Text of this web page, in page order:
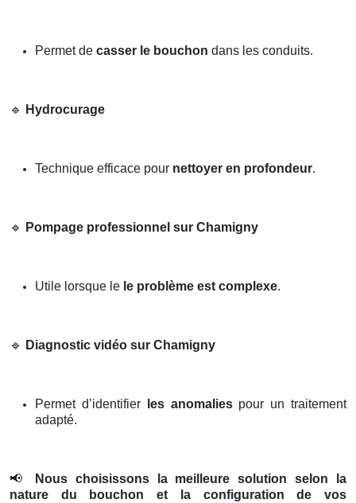
Permet de casser le bouchon dans les conduits.
🔹 Hydrocurage
Technique efficace pour nettoyer en profondeur.
🔹 Pompage professionnel sur Chamigny
Utile lorsque le le problème est complexe.
🔹 Diagnostic vidéo sur Chamigny
Permet d’identifier les anomaliespour un traitement
adapté.
📢
Nous choisissons la meilleure solution selon la
nature du bouchon et la configuration de vos